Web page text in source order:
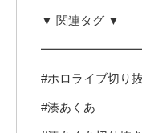
▼ 関連タグ ▼
#ホロライブ切り
#湊あくあ